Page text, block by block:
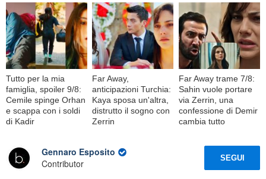
Tutto per la mia
famiglia, spoiler 9/8:
Cemile spinge Orhan
e scappa con i soldi
di Kadir
Far Away,
anticipazioni Turchia:
Kaya sposa un'altra,
distrutto il sogno con
Zerrin
Far Away trame 7/8:
Sahin vuole portare
via Zerrin, una
confessione di Demir
cambia tutto
Gennaro Esposito
Contributor
SEGUI